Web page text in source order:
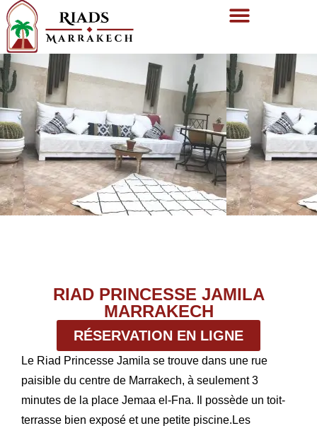
RIAD PRINCESSE JAMILA
MARRAKECH
RÉSERVATION EN LIGNE
Le Riad Princesse Jamila se trouve dans une rue
paisible du centre de Marrakech, à seulement 3
minutes de la place Jemaa el-Fna. Il possède un toit-
terrasse bien exposé et une petite piscine.Les